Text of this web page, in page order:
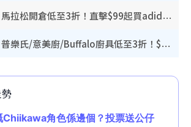
開倉優惠｜馬拉松開倉低至3折！直擊$99起買adidas／New Balance／Puma鞋款 STANLEY保溫杯劈價至$119起
廚具優惠｜普樂氏/意美廚/Buffalo廚具低至3折！$89起買煎鍋／炒鑊／個人鍋 同場小家電激減至$99起